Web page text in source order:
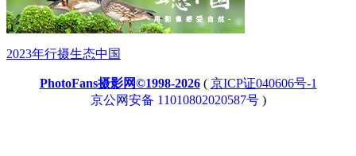
2023年行摄生态中国
PhotoFans摄影网©1998-2026( 京ICP证040606号-1
京公网安备 11010802020587号)